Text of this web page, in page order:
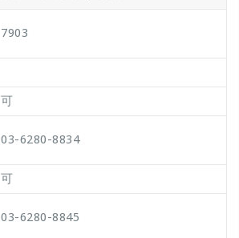
7903
可
03-6280-8834
可
03-6280-8845